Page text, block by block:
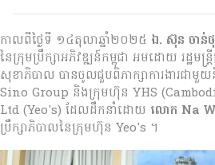
កាលពីថ្ងៃទី ១៤តុលាឆ្នាំ២០២៥ ឯ. ស៊ុន ចាន់
នៃក្រុមប្រឹក្សាអភិវឌ្ឍន៍កម្ពុជា អមដោយ រដ្ឋមន្
សុខាភិបាល បានចូលជួបពិភាក្សាការងារជា
Sino Group និងក្រុមហ៊ុន YHS
Ltd (Yeo's) ដែលដឹកនាំដោយ លោក Na
ប្រឹក្សាភិបាលនៃក្រុមហ៊ុន Yeo's ។